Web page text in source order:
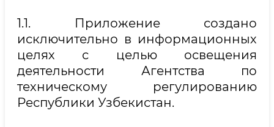
1.1. Приложение создано
исключительно в информационных
целях с целью освещения
деятельности Агентства по
техническому регулированию
Республики Узбекистан.